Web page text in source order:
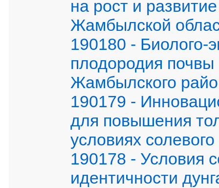
на рост и
Жамбылской
190180 - Биолого-
плодородия почвы
Жамбылского
190179 -
для повышения
условиях
190178 - Условия
идентичности